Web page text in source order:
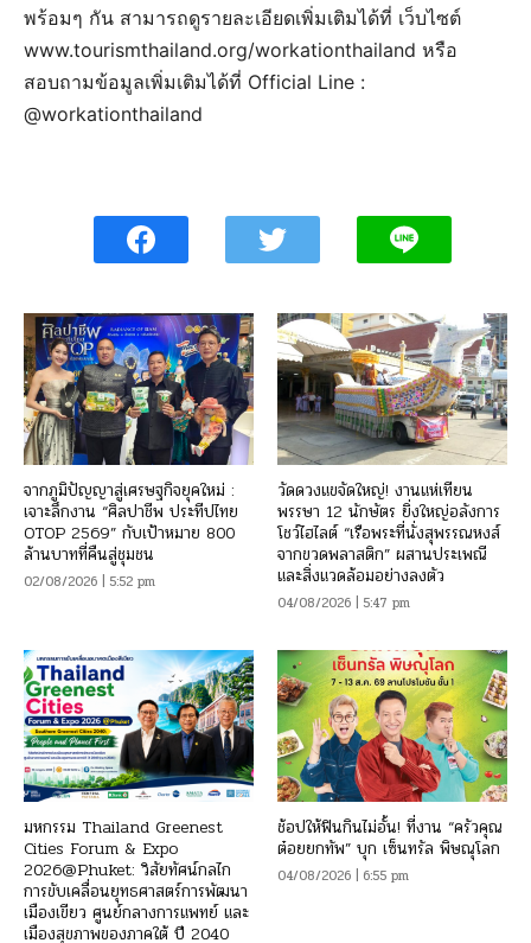
พร้อมๆ กัน สามารถดูรายละเอียดเพิ่มเติมได้ที่ เว็บไซต์
www.tourismthailand.org/workationthailand หรือ
สอบถามข้อมูลเพิ่มเติมได้ที่ Official Line :
@workationthailand
จากภูมิปัญญาสู่เศรษฐกิจยุคใหม่ :
เจาะลึกงาน “ศิลปาชีพ ประทีปไทย
OTOP 2569” กับเป้าหมาย 800
ล้านบาทที่คืนสู่ชุมชน
02/08/2026 | 5:52 pm
วัดดวงแขจัดใหญ่! งานแห่เทียน
พรรษา 12 นักษัตร ยิ่งใหญ่อลังการ
โชว์ไฮไลต์ “เรือพระที่นั่งสุพรรณหงส์
จากขวดพลาสติก” ผสานประเพณี
และสิ่งแวดล้อมอย่างลงตัว
04/08/2026 | 5:47 pm
มหกรรม Thailand Greenest
Cities Forum & Expo
2026@Phuket: วิสัยทัศน์กลไก
การขับเคลื่อนยุทธศาสตร์การพัฒนา
เมืองเขียว ศูนย์กลางการแพทย์ และ
เมืองสุขภาพของภาคใต้ ปี 2040
ช้อปให้ฟินกินไม่อั้น! ที่งาน “ครัวคุณ
ต๋อยยกทัพ” บุก เซ็นทรัล พิษณุโลก
04/08/2026 | 6:55 pm